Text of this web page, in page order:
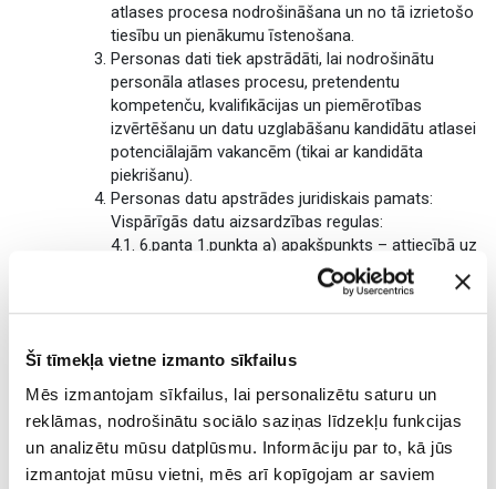
Šī tīmekļa vietne izmanto sīkfailus
Mēs izmantojam sīkfailus, lai personalizētu saturu un
reklāmas, nodrošinātu sociālo saziņas līdzekļu funkcijas
un analizētu mūsu datplūsmu. Informāciju par to, kā jūs
izmantojat mūsu vietni, mēs arī kopīgojam ar saviem
atlases procesa nodrošināšana un no tā izrietošo
tiesību un pienākumu īstenošana.
Personas dati tiek apstrādāti, lai nodrošinātu
personāla atlases procesu, pretendentu
kompetenču, kvalifikācijas un piemērotības
izvērtēšanu un datu uzglabāšanu kandidātu atlasei
potenciālajām vakancēm (tikai ar kandidāta
piekrišanu).
Personas datu apstrādes juridiskais pamats:
Vispārīgās datu aizsardzības regulas:
4.1. 6.panta 1.punkta a) apakšpunkts – attiecībā uz
CV iesniegšanas faktu un CV saglabāšanu citu
4.2. 6.panta 1.punkta b) apakšpunkts – attiecībā uz
pieņemts lēmums noslēgt darba līgumu;
4.3. 6.panta 1.punkta c) apakšpunkts – atsevišķos
gadījumos uz atsevišķiem datu veidiem, ja
normatīvie akti nosaka obligātās prasības
konkrētam amatam;
4.4. 6.panta 1.punkta f) apakšpunkts – attiecībā uz